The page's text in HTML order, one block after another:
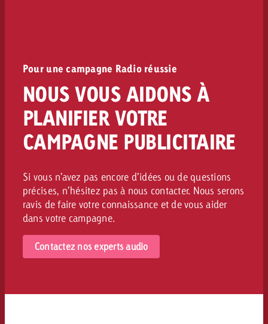
Pour une campagne Radio réussie
NOUS VOUS AIDONS À
PLANIFIER VOTRE
CAMPAGNE PUBLICITAIRE
Si vous n’avez pas encore d’idées ou de questions
précises, n’hésitez pas à nous contacter. Nous serons
ravis de faire votre connaissance et de vous aider
dans votre campagne.
Contactez nos experts audio